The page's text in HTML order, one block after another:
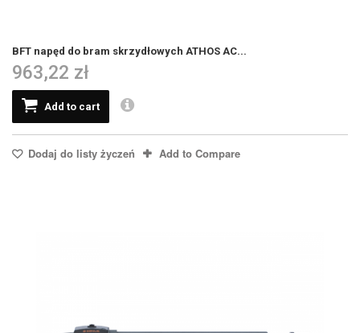
BFT napęd do bram skrzydłowych ATHOS AC...
963,22 zł
Add to cart
Dodaj do listy życzeń Add to Compare